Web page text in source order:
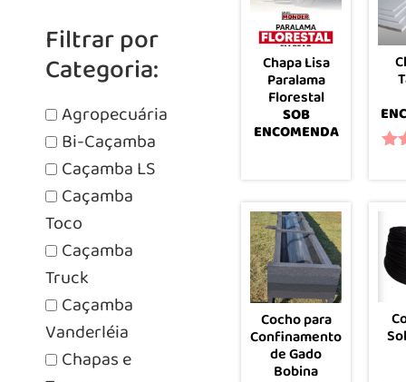
Filtrar por
Categoria:
Agropecuária
Bi-Caçamba
Caçamba LS
Caçamba
Toco
Caçamba
Truck
Caçamba
Vanderléia
Chapas e
Chapa Lisa
Paralama
Florestal
SOB
ENCOMENDA
Cocho para
Confinamento
de Gado
Bobina